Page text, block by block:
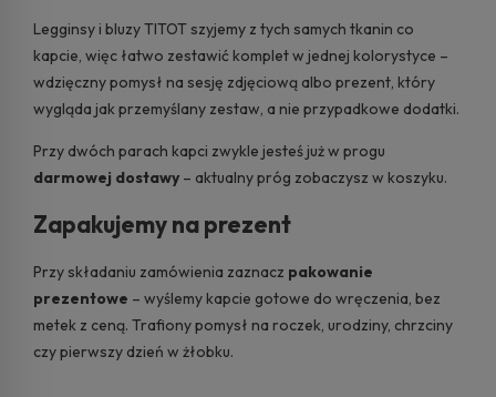
Legginsy i bluzy TITOT szyjemy z tych samych tkanin co
kapcie, więc łatwo zestawić komplet w jednej kolorystyce –
wdzięczny pomysł na sesję zdjęciową albo prezent, który
wygląda jak przemyślany zestaw, a nie przypadkowe dodatki.
Przy dwóch parach kapci zwykle jesteś już w progu
darmowej dostawy – aktualny próg zobaczysz w koszyku.
Zapakujemy na prezent
Przy składaniu zamówienia zaznacz pakowanie
prezentowe – wyślemy kapcie gotowe do wręczenia, bez
metek z ceną. Trafiony pomysł na roczek, urodziny, chrzciny
czy pierwszy dzień w żłobku.